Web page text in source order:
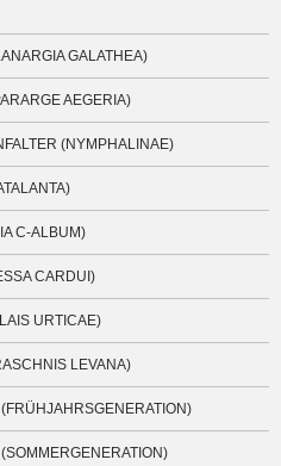
GALATHEA)
AEGERIA)
(NYMPHALINAE)
C-ALBUM)
CARDUI)
URTICAE)
LEVANA)